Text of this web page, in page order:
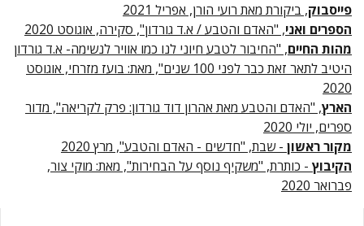
פייסבוק, ביקורת מאת רועי הורן, אפריל 2021
הספרים ואני, "האדם והטבע / א.ד גורדון", סקירה, אוגוסט 2020
מהות החיים, "החיבור לטבע חיוני לנו כמו אוויר לנשימה- א.ד גורדון
היטיב לתאר זאת כבר לפני 100 שנים", מאת: בועז מזרחי, אוגוסט
2020
הארץ, "האדם והטבע מאת אהרון דוד גורדון: פרק לקריאה", מדור
ספרים, יולי 2020
מקור ראשון - שבת, "חדשים - האדם והטבע", מרץ 2020
הקיבוץ - כותרת, "משקיף נוסף על הבחירות", מאת: מוקי צור,
פברואר 2020